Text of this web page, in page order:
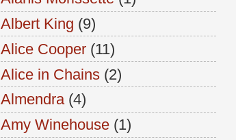
Albert King (9)
Alice Cooper (11)
Alice in Chains (2)
Almendra (4)
Amy Winehouse (1)